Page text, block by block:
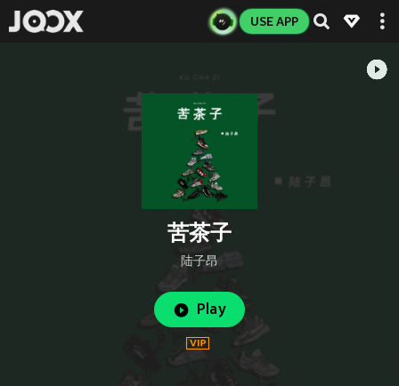
USE APP
苦茶子
陆子昂
Play